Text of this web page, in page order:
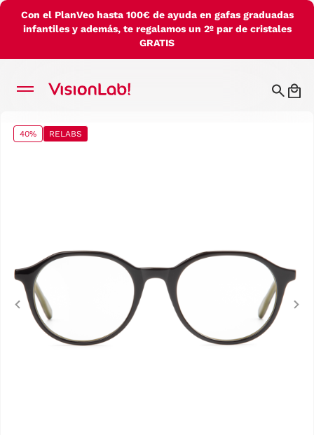
Con el PlanVeo hasta 100€ de ayuda en gafas graduadas
infantiles y además, te regalamos un 2º par de cristales
GRATIS
40% RELABS
Previous